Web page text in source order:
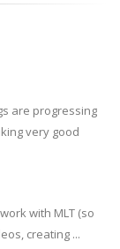
are progressing
very good
with MLT (so
creating ...